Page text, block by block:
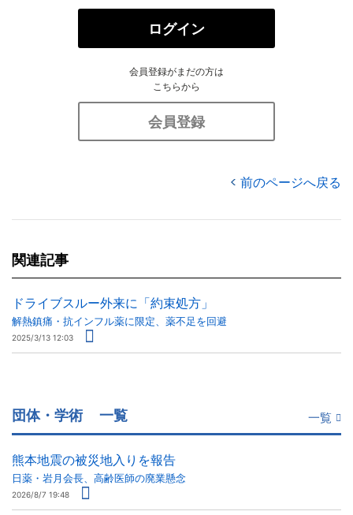
ログイン
会員登録がまだの方は
こちらから
会員登録
前のページへ戻る
関連記事
ドライブスルー外来に「約束処方」
解熱鎮痛・抗インフル薬に限定、薬不足を回避
2025/3/13 12:03
団体・学術 一覧 一覧
熊本地震の被災地入りを報告
日薬・岩月会長、高齢医師の廃業懸念
2026/8/7 19:48